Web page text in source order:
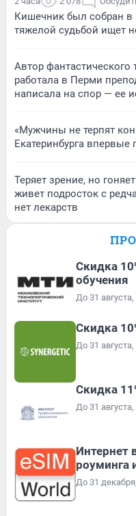
Кишечник был собран в
тяжелой судьбой ищет
Автор фантастического
работала в Перми
написала на спор — ее
«Мужчины не терпят
Екатеринбурга
Теряет зрение, но
живет подросток с
нет лекарств
Скидка
обучения
До 31
Скидка
До 31
Скидка
До 31
Интернет
роуминга
До 31